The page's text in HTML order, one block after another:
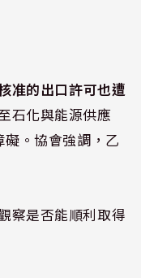
准的出口許可也遭
石化與能源供應
。協會強調，乙
察是否能順利取得